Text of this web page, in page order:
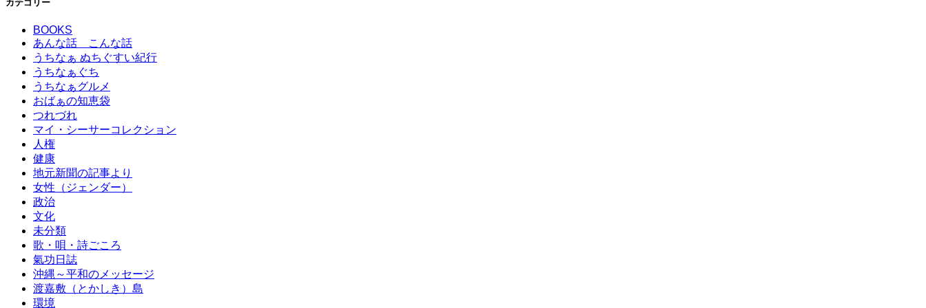
カテゴリー
BOOKS
あんな話 こんな話
うちなぁ ぬちぐすい紀行
うちなぁぐち
うちなぁグルメ
おばぁの知恵袋
つれづれ
マイ・シーサーコレクション
人権
健康
地元新聞の記事より
女性（ジェンダー）
政治
文化
未分類
歌・唄・詩ごころ
氣功日誌
沖縄～平和のメッセージ
渡嘉敷（とかしき）島
環境